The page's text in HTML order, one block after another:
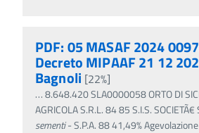
PDF: 05 MASAF 2024
Decreto MIPAAF 21 12
Bagnoli [22%]
…8.648.420 SLA0000058 ORTO DI
AGRICOLA S.R.L. 84 85 S.I.S.
sementi- S.P.A. 88 41,49%